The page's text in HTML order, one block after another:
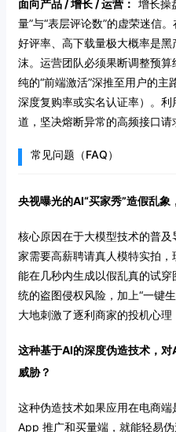
面向产品 / 增长 / 运营： 增长操
量”与“表层评论数”的虚荣迷信
好评率、高下载量极大概率是
沫。运营团队必须果断调整预
纯的“前端激活”深推至用户的
深度复购率或实名认证率）。
道，坚决熔断异常的高频接口请
常见问题（FAQ）
央视曝光的AI“买家秀”造假乱象
核心原因在于大模型技术的普
家需要高薪聘请真人模特实拍
能在几秒内生成以假乱真的试
统的盗图侵权风险，加上“一键
大地刺激了逐利商家的投机心理
这种基于AI的深度伪造技术，
威胁？
这种伪造技术如果应用在电商
App 推广和买量端，就能轻易